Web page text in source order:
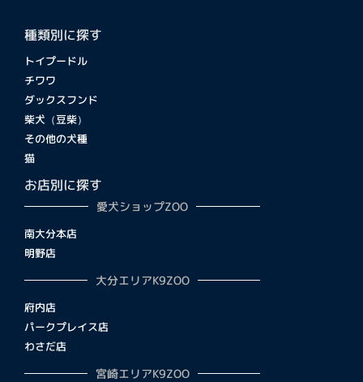
種類別に探す
トイプードル
チワワ
ダックスフンド
柴犬（豆柴）
その他の犬種
猫
お店別に探す
愛犬ショップZOO
南大分本店
明野店
大分エリアK9ZOO
府内店
パークプレイス店
わさだ店
宮崎エリアK9ZOO